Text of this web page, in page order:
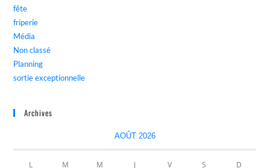
fête
friperie
Média
Non classé
Planning
sortie exceptionnelle
Archives
AOÛT 2026
L M M J V S D